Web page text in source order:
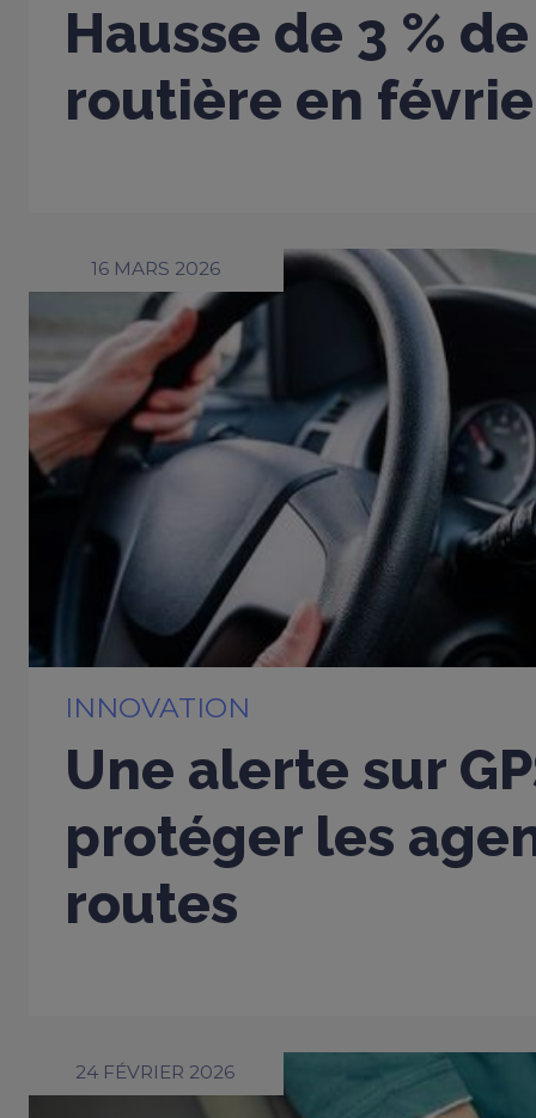
Hausse de 3 %
routière en
16 MARS 2026
INNOVATION
Une alerte sur
protéger les
routes
24 FÉVRIER 2026